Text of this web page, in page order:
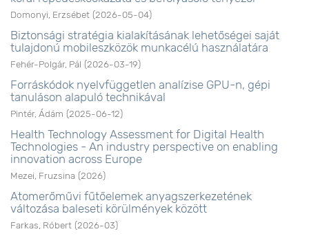
Domonyi, Erzsébet (2026-05-04)
Biztonsági stratégia kialakításának lehetőségei saját
tulajdonú mobileszközök munkacélú használatára
Fehér-Polgár, Pál (2026-03-19)
Forráskódok nyelvfüggetlen analízise GPU-n, gépi
tanuláson alapuló technikával
Pintér, Ádám (2025-06-12)
Health Technology Assessment for Digital Health
Technologies - An industry perspective on enabling
innovation across Europe
Mezei, Fruzsina (2026)
Atomerőművi fűtőelemek anyagszerkezetének
változása baleseti körülmények között
Farkas, Róbert (2026-03)